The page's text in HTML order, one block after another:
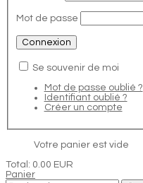
Mot de passe
Se souvenir de moi
Mot de passe oublié ?
Identifiant oublié ?
Créer un compte
Votre panier est vide
Total: 0.00 EUR
Panier